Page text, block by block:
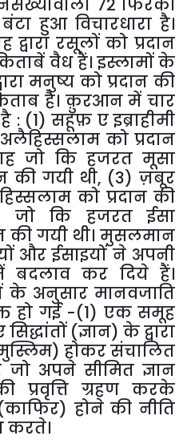
72 फिरकों
हुआ विचारधारा है।
रसूलों को प्रदान
वैध हैं। इस्लामों के
मनुष्य को प्रदान की
है। क़ुरआन में चार
: (1) सहूफ़ ए इब्राहीमी
को प्रदान
जो कि हजरत मूसा
की गयी थी, (3) ज़बूर
को प्रदान की
जो कि हजरत ईसा
की गयी थी। मुसलमान
और ईसाइयों ने अपनी
बदलाव कर दिये हैं।
अनुसार मानवजाति
हो गई -(1) एक समूह
(ज्ञान) के द्वारा
होकर संचालित
अपने सीमित ज्ञान
ग्रहण करके
होने की नीति
करते।